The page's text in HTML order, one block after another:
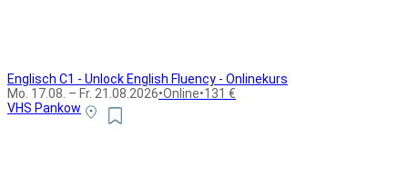
Englisch C1 - Unlock English Fluency - Onlinekurs
Mo. 17.08. – Fr. 21.08.2026•Online•131 €
VHS Pankow